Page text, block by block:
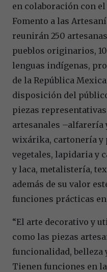
en colaboración con
Fomento a las
reunirán 250
pueblos originarios,
lenguas indígenas,
de la República
disposición del
piezas
artesanales –alfarería
wixárika, cartonería y
vegetales, lapidaria y
y laca, metalistería,
además de su valor
funciones prácticas
“El arte decorativo y
como las piezas
funcionalidad,
Tienen funciones en